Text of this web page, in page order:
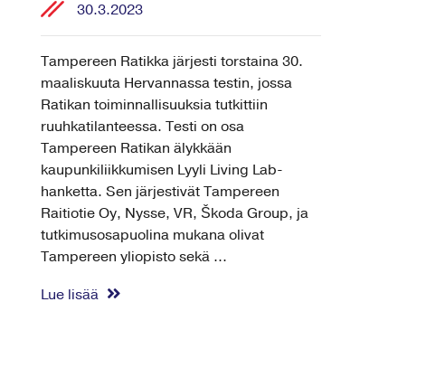
30.3.2023
Tampereen Ratikka järjesti torstaina 30.
maaliskuuta Hervannassa testin, jossa
Ratikan toiminnallisuuksia tutkittiin
ruuhkatilanteessa. Testi on osa
Tampereen Ratikan älykkään
kaupunkiliikkumisen Lyyli Living Lab-
hanketta. Sen järjestivät Tampereen
Raitiotie Oy, Nysse, VR, Škoda Group, ja
tutkimusosapuolina mukana olivat
Tampereen yliopisto sekä ...
Lue lisää